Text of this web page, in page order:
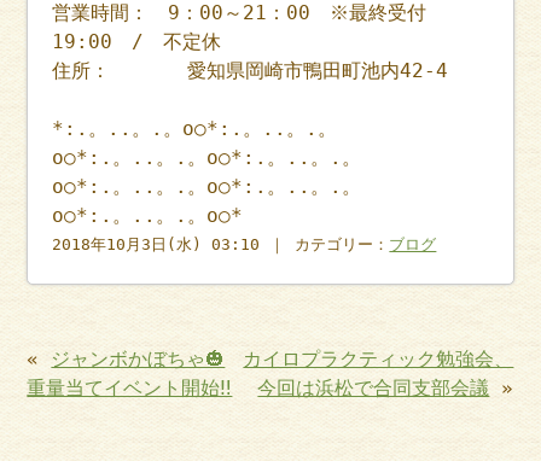
営業時間： 9：00～21：00 ※最終受付
19:00 / 不定休
住所： 愛知県岡崎市鴨田町池内42-4
*:.。..。.。o○*:.。..。.。
o○*:.。..。.。o○*:.。..。.。
o○*:.。..。.。o○*:.。..。.。
o○*:.。..。.。o○*
2018年10月3日(水) 03:10 ｜ カテゴリー： ブログ
« ジャンボかぼちゃ🎃
重量当てイベント開始‼︎
カイロプラクティック勉強会、
今回は浜松で合同支部会議 »